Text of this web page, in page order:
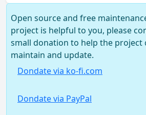
Open source and free
project is helpful to you, please
small donation to help the project
maintain and update.
Dondate via ko-fi.com
Dondate via PayPal